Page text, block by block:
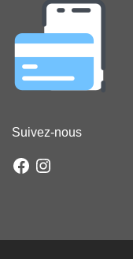
Suivez-nous
FacebookInstagram